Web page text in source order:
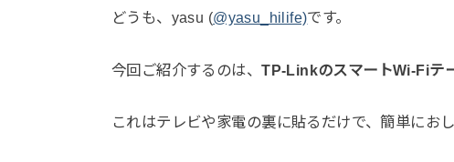
どうも、yasu (@yasu_hilife)です。
今回ご紹介するのは、TP-LinkのスマートWi-Fiテ
これはテレビや家電の裏に貼るだけで、簡単にお